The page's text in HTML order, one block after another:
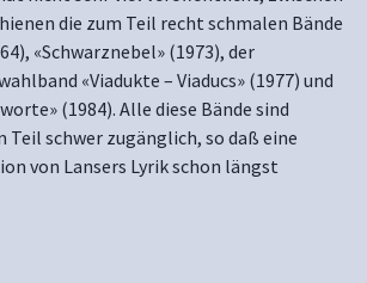
die zum Teil recht schmalen Bände
«Schwarznebel» (1973), der
«Viadukte – Viaducs» (1977) und
(1984). Alle diese Bände sind
Teil schwer zugänglich, so daß eine
von Lansers Lyrik schon längst